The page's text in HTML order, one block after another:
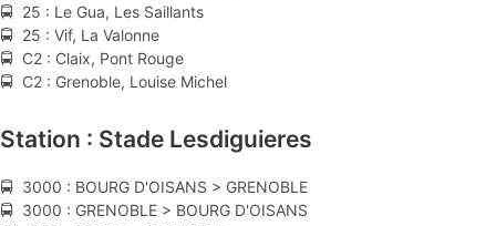
🚍 25 : Le Gua, Les Saillants
🚍 25 : Vif, La Valonne
🚍 C2 : Claix, Pont Rouge
🚍 C2 : Grenoble, Louise Michel
Station : Stade Lesdiguieres
🚍 3000 : BOURG D'OISANS > GRENOBLE
🚍 3000 : GRENOBLE > BOURG D'OISANS